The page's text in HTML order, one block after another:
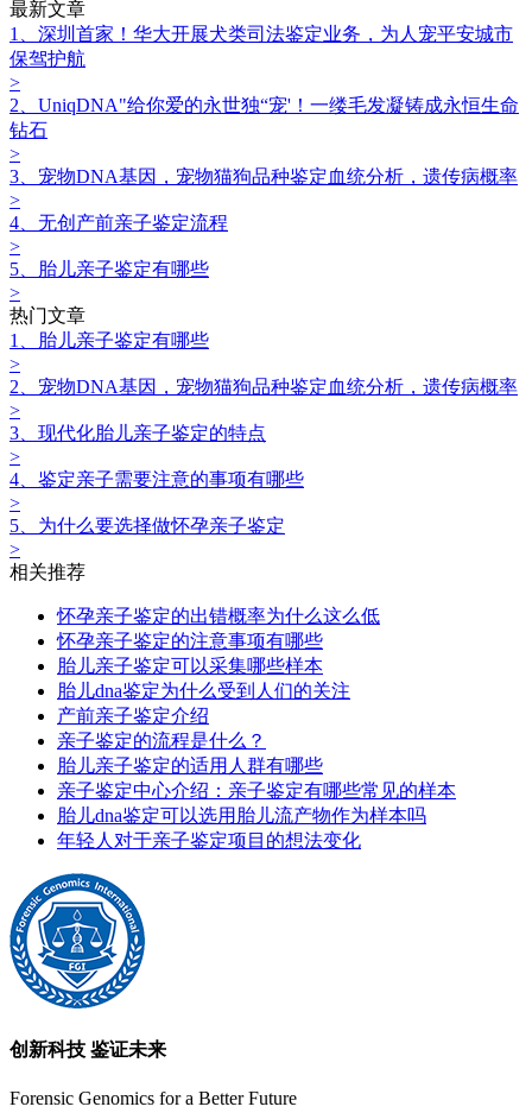
最新文章
1、深圳首家！华大开展犬类司法鉴定业务，为人宠平安城市
保驾护航
>
2、UniqDNA"给你爱的永世独“宠'！一缕毛发凝铸成永恒生命
钻石
>
3、宠物DNA基因，宠物猫狗品种鉴定血统分析，遗传病概率
>
4、无创产前亲子鉴定流程
>
5、胎儿亲子鉴定有哪些
>
热门文章
1、胎儿亲子鉴定有哪些
>
2、宠物DNA基因，宠物猫狗品种鉴定血统分析，遗传病概率
>
3、现代化胎儿亲子鉴定的特点
>
4、鉴定亲子需要注意的事项有哪些
>
5、为什么要选择做怀孕亲子鉴定
>
相关推荐
怀孕亲子鉴定的出错概率为什么这么低
怀孕亲子鉴定的注意事项有哪些
胎儿亲子鉴定可以采集哪些样本
胎儿dna鉴定为什么受到人们的关注
产前亲子鉴定介绍
亲子鉴定的流程是什么？
胎儿亲子鉴定的适用人群有哪些
亲子鉴定中心介绍：亲子鉴定有哪些常见的样本
胎儿dna鉴定可以选用胎儿流产物作为样本吗
年轻人对于亲子鉴定项目的想法变化
创新科技 鉴证未来
Forensic Genomics for a Better Future